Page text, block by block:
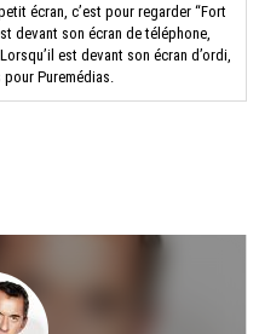
écran, c’est pour regarder “Fort
devant son écran de téléphone,
est devant son écran d’ordi,
Puremédias.